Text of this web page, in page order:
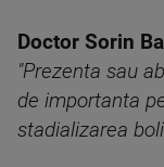
Doctor Sorin
"Prezenta sau
de importanta
stadializarea